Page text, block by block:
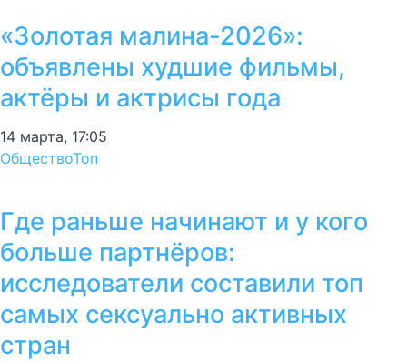
«Золотая малина-2026»:
объявлены худшие фильмы,
актёры и актрисы года
14 марта, 17:05
ОбществоТоп
Где раньше начинают и у кого
больше партнёров:
исследователи составили топ
самых сексуально активных
стран